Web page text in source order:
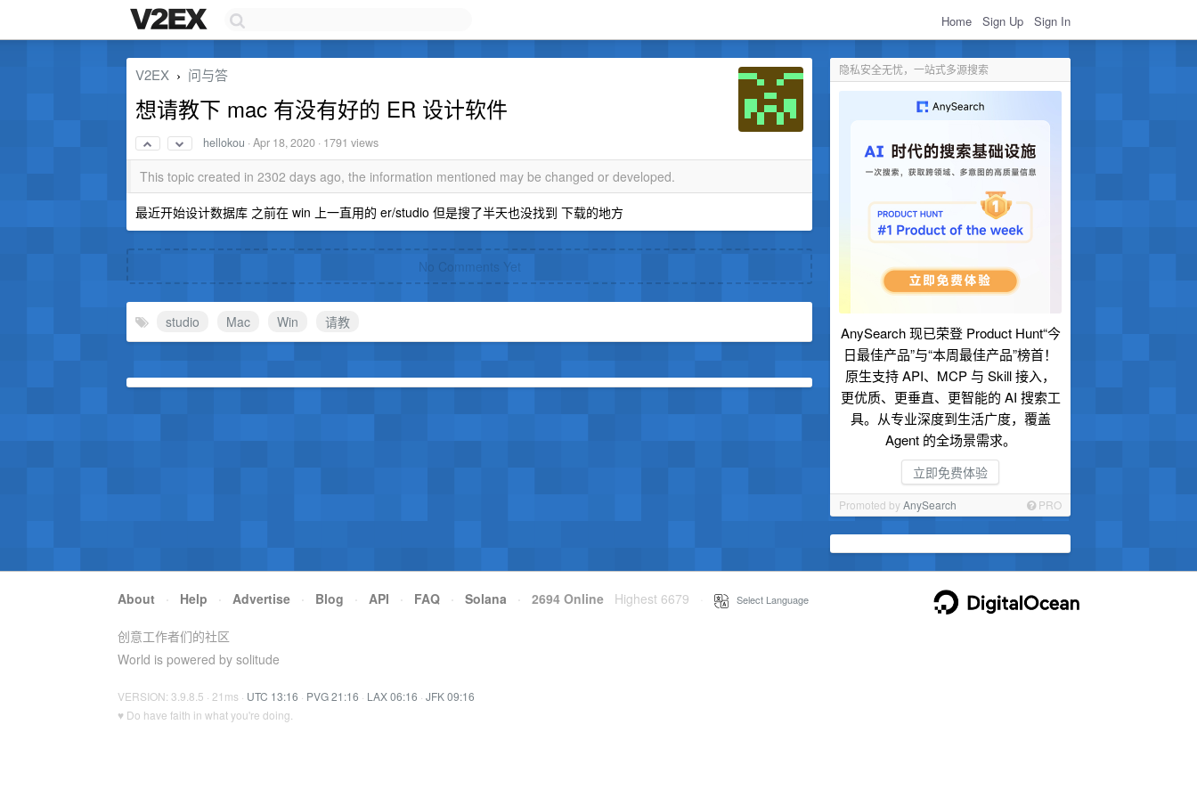
Home Sign Up Sign In
隐私安全无忧，一站式多源搜索
AnySearch 现已荣登 Product Hunt“今
日最佳产品”与“本周最佳产品”榜首！
原生支持 API、MCP 与 Skill 接入，
更优质、更垂直、更智能的 AI 搜索工
具。从专业深度到生活广度，覆盖
Agent 的全场景需求。
立即免费体验
Promoted byAnySearch PRO
V2EX › 问与答
想请教下 mac 有没有好的 ER 设计软件
hellokou ·Apr 18, 2020 · 1791 views
This topic created in 2302 days ago, the information mentioned may be changed or developed.
最近开始设计数据库 之前在 win 上一直用的 er/studio 但是搜了半天也没找到 下载的地方
No Comments Yet
studio Mac Win 请教
About · Help · Advertise · Blog · API · FAQ · Solana · 2694 Online Highest 6679 Select Language
创意工作者们的社区
World is powered by solitude
VERSION: 3.9.8.5 · 21ms · UTC 13:16 · PVG 21:16 · LAX 06:16 · JFK 09:16
♥ Do have faith in what you're doing.